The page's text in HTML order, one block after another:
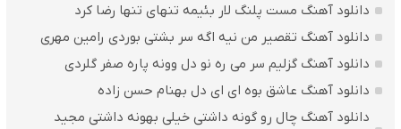
دانلود آهنگ مست پلنگ لار بئیمه تنهای تنها رضا کرد
دانلود آهنگ تقصیر من نیه اگه سر بشتی بوردی رامین مهری
دانلود آهنگ گزلیم سر می ره نو دل وونه پاره صفر گلردی
دانلود آهنگ عاشق بوه ای ای دل بهنام حسن زاده
دانلود آهنگ چال رو گونه داشتی خیلی بهونه داشتی مجید